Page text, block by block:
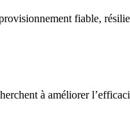
fiable,
à améliorer